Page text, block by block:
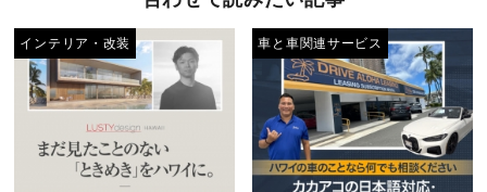
インテリア・改装 車と車関連サービス